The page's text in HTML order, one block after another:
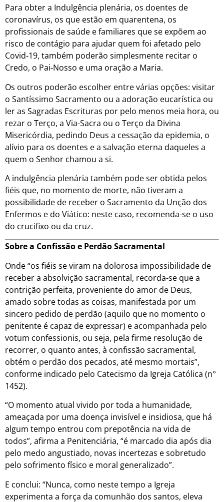
Para obter a Indulgência plenária, os doentes de
coronavírus, os que estão em quarentena, os
profissionais de saúde e familiares que se expõem ao
risco de contágio para ajudar quem foi afetado pelo
Covid-19, também poderão simplesmente recitar o
Credo, o Pai-Nosso e uma oração a Maria.
Os outros poderão escolher entre várias opções: visitar
o Santíssimo Sacramento ou a adoração eucarística ou
ler as Sagradas Escrituras por pelo menos meia hora, ou
rezar o Terço, a Via-Sacra ou o Terço da Divina
Misericórdia, pedindo Deus a cessação da epidemia, o
alívio para os doentes e a salvação eterna daqueles a
quem o Senhor chamou a si.
A indulgência plenária também pode ser obtida pelos
fiéis que, no momento de morte, não tiveram a
possibilidade de receber o Sacramento da Unção dos
Enfermos e do Viático: neste caso, recomenda-se o uso
do crucifixo ou da cruz.
Sobre a Confissão e Perdão Sacramental
Onde “os fiéis se viram na dolorosa impossibilidade de
receber a absolvição sacramental, recorda-se que a
contrição perfeita, proveniente do amor de Deus,
amado sobre todas as coisas, manifestada por um
sincero pedido de perdão (aquilo que no momento o
penitente é capaz de expressar) e acompanhada pelo
votum confessionis, ou seja, pela firme resolução de
recorrer, o quanto antes, à confissão sacramental,
obtém o perdão dos pecados, até mesmo mortais”,
conforme indicado pelo Catecismo da Igreja Católica (n°
1452).
“O momento atual vivido por toda a humanidade,
ameaçada por uma doença invisível e insidiosa, que há
algum tempo entrou com prepotência na vida de
todos”, afirma a Penitenciária, “é marcado dia após dia
pelo medo angustiado, novas incertezas e sobretudo
pelo sofrimento físico e moral generalizado”.
E conclui: “Nunca, como neste tempo a Igreja
experimenta a força da comunhão dos santos, eleva